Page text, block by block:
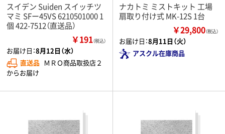
スイデン Suiden スイッチツ
マミ SFー45VS 6210501000 1
個 422-7512（直送品）
￥191（税込）
お届け日：8月12日（水）
直送品 ＭＲＯ商品取扱店２
からお届け
ナカトミ ミストキット 工場
扇取り付け式 MK-12S 1台
￥29,800（税込）
お届け日：8月11日（火）
アスクル在庫商品